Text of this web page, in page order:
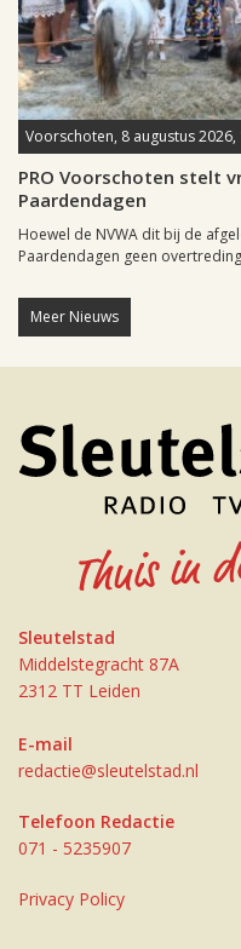
Voorschoten, 8 augustus 2026,
PRO Voorschoten stelt
Paardendagen
Hoewel de NVWA dit bij de
Paardendagen geen
Meer Nieuws
Sleutelstad
Middelstegracht 87A
2312 TT Leiden
E-mail
redactie@sleutelstad.nl
Telefoon Redactie
071 - 5235907
Privacy Policy